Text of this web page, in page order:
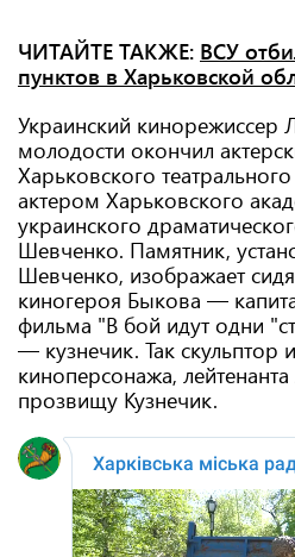
ЧИТАЙТЕ ТАКЖЕ: ВСУ
пунктов в Харьковской
Украинский кинорежиссер
молодости окончил
Харьковского
актером Харьковского
украинского
Шевченко. Памятник,
Шевченко, изображает
киногероя Быкова —
фильма "В бой идут одни
— кузнечик. Так скульптор
киноперсонажа,
прозвищу Кузнечик.